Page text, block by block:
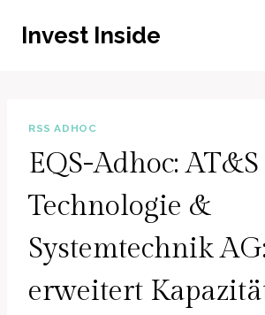
InhaltInvest Inside
RSS ADHOC
EQS-Adhoc:
Technologie &
Systemtechnik
erweitert